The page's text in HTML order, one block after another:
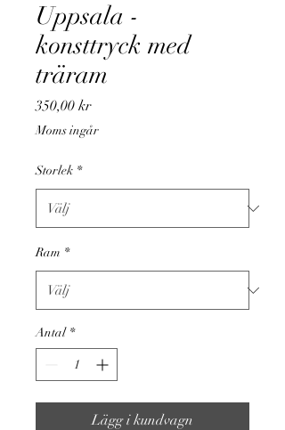
Uppsala -
konsttryck med
träram
350,00 krPris
Moms ingår
Storlek *
Ram *
Antal *
Lägg i kundvagn